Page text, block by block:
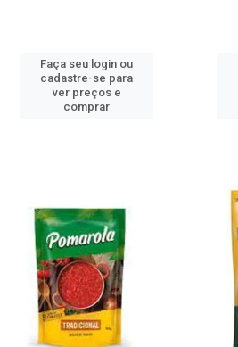
Faça seu login ou
cadastre-se para
ver preços e
comprar